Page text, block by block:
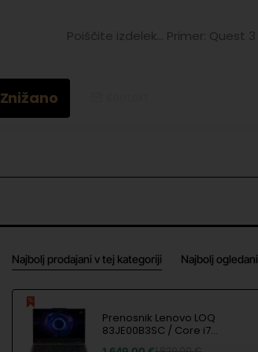
Poiščite
Quest
Znižano
Najbolj prodajani v tej kategoriji Najbolj ogledani
Prenosnik Lenovo LOQ
83JE00B3SC / Core i7